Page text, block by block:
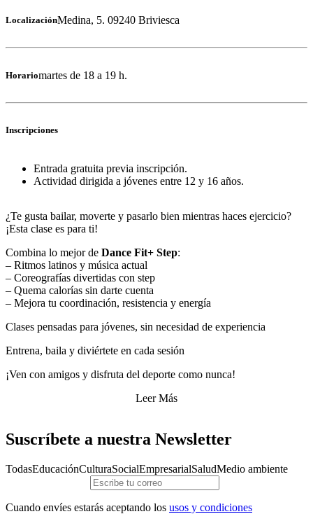
LocalizaciónMedina, 5. 09240 Briviesca
Horariomartes de 18 a 19 h.
Inscripciones
Entrada gratuita previa inscripción.
Actividad dirigida a jóvenes entre 12 y 16 años.
¿Te gusta bailar, moverte y pasarlo bien mientras haces ejercicio?
¡Esta clase es para ti!
Combina lo mejor de Dance Fit+ Step:
– Ritmos latinos y música actual
– Coreografías divertidas con step
– Quema calorías sin darte cuenta
– Mejora tu coordinación, resistencia y energía
Clases pensadas para jóvenes, sin necesidad de experiencia
Entrena, baila y diviértete en cada sesión
¡Ven con amigos y disfruta del deporte como nunca!
Leer Más
Suscríbete a nuestra Newsletter
TodasEducaciónCulturaSocialEmpresarialSaludMedio ambiente
Cuando envíes estarás aceptando los usos y condiciones